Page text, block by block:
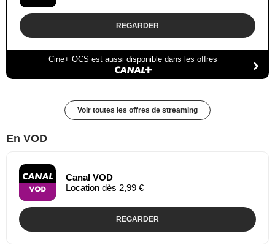
REGARDER
Cine+ OCS est aussi disponible dans les offres
Voir toutes les offres de streaming
En VOD
Canal VOD
Location dès 2,99 €
REGARDER